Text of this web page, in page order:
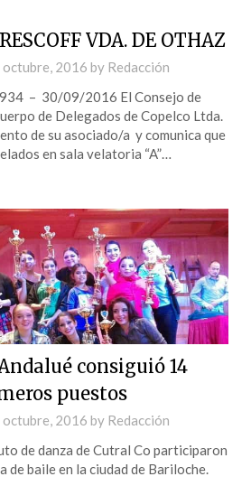
VDA. DE OTHAZ
octubre, 2016 by Redacción
– 30/09/2016 El Consejo de
de Delegados de Copelco Ltda.
de su asociado/a y comunica que
en sala velatoria “A”…
consiguió 14
puestos
octubre, 2016 by Redacción
de danza de Cutral Co participaron
de baile en la ciudad de Bariloche.